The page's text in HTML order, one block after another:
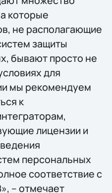
которые
не располагающие
защиты
бывают просто не
для
мы рекомендуем
к
лицензии и
персональных
соответствие с
– отмечает